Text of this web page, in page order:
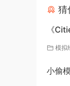
猜
《
源 模拟
小偷